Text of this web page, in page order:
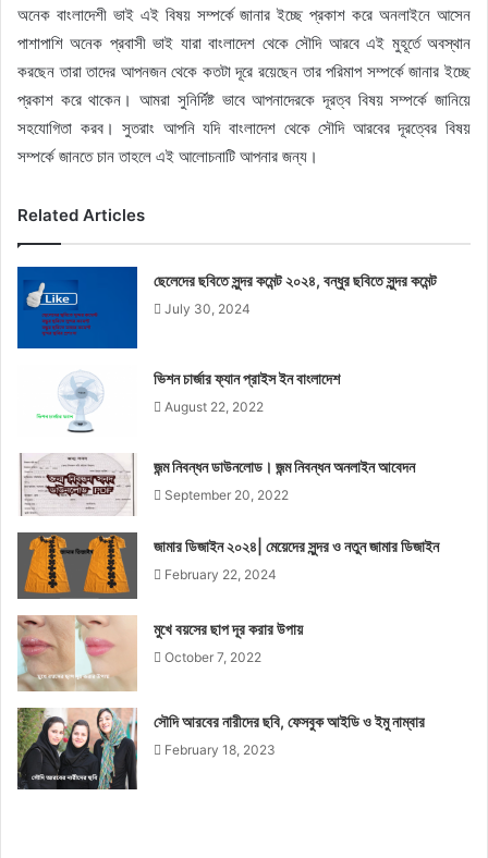
অনেক বাংলাদেশী ভাই এই বিষয় সম্পর্কে জানার ইচ্ছে প্রকাশ করে অনলাইনে আসেন
পাশাপাশি অনেক প্রবাসী ভাই যারা বাংলাদেশ থেকে সৌদি আরবে এই মুহূর্তে অবস্থান
করছেন তারা তাদের আপনজন থেকে কতটা দূরে রয়েছেন তার পরিমাপ সম্পর্কে জানার ইচ্ছে
প্রকাশ করে থাকেন। আমরা সুনির্দিষ্ট ভাবে আপনাদেরকে দূরত্ব বিষয় সম্পর্কে জানিয়ে
সহযোগিতা করব। সুতরাং আপনি যদি বাংলাদেশ থেকে সৌদি আরবের দূরত্বের বিষয়
সম্পর্কে জানতে চান তাহলে এই আলোচনাটি আপনার জন্য।
Related Articles
ছেলেদের ছবিতে সুন্দর কমেন্ট ২০২৪, বন্ধুর ছবিতে সুন্দর কমেন্ট
July 30, 2024
ভিশন চার্জার ফ্যান প্রাইস ইন বাংলাদেশ
August 22, 2022
জন্ম নিবন্ধন ডাউনলোড। জন্ম নিবন্ধন অনলাইন আবেদন
September 20, 2022
জামার ডিজাইন ২০২৪| মেয়েদের সুন্দর ও নতুন জামার ডিজাইন
February 22, 2024
মুখে বয়সের ছাপ দূর করার উপায়
October 7, 2022
সৌদি আরবের নারীদের ছবি, ফেসবুক আইডি ও ইমু নাম্বার
February 18, 2023